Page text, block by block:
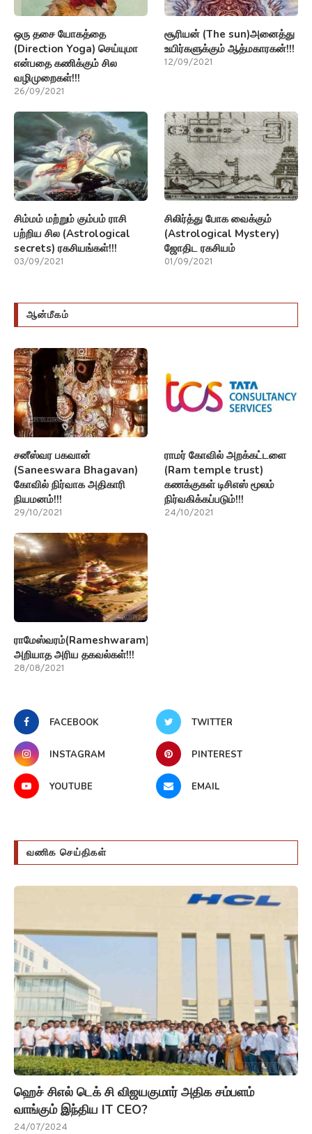
ஒரு தசை யோகத்தை
(Direction Yoga) செய்யுமா
என்பதை கணிக்கும் சில
வழிமுறைகள்!!!
26/09/2021
சூரியன் (The sun)அனைத்து
உயிர்களுக்கும் ஆத்மகாரகன்!!!
12/09/2021
சிம்மம் மற்றும் கும்பம் ராசி
பற்றிய சில (Astrological
secrets) ரகசியங்கள்!!!
03/09/2021
சிலிர்த்து போக வைக்கும்
(Astrological Mystery)
ஜோதிட ரகசியம்
01/09/2021
ஆன்மீகம்
சனீஸ்வர பகவான்
(Saneeswara Bhagavan)
கோவில் நிர்வாக அதிகாரி
நியமனம்!!!
29/10/2021
ராமர் கோவில் அறக்கட்டளை
(Ram temple trust)
கணக்குகள் டிசிஎஸ் மூலம்
நிர்வகிக்கப்படும்!!!
24/10/2021
ராமேஸ்வரம்(Rameshwaram)பற்றி
அறியாத அரிய தகவல்கள்!!!
28/08/2021
FACEBOOK TWITTER
INSTAGRAM PINTEREST
YOUTUBE EMAIL
வணிக செய்திகள்
ஹெச் சிஎல் டெக் சி விஜயகுமார் அதிக சம்பளம்
வாங்கும் இந்திய IT CEO?
24/07/2024